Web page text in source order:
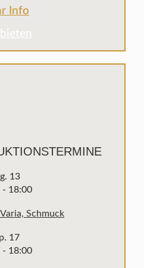
Info
bieten
13
- 18:00
Schmuck
17
- 18:00